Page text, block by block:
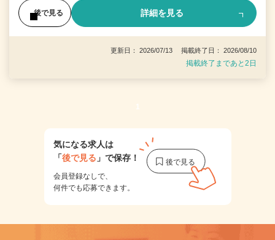
後で見る 詳細を見る
更新日： 2026/07/13 掲載終了日： 2026/08/10
掲載終了まであと2日
1
気になる求人は
「後で見る 」で保存！
会員登録なしで、
何件でも応募できます。